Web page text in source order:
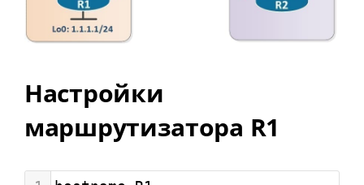
Настройки
маршрутизатора R1